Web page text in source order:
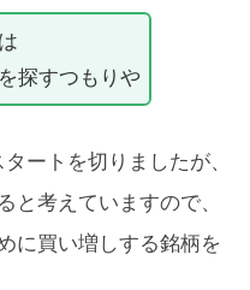
探すつもりや
ートを切りましたが、
と考えていますので、
に買い増しする銘柄を